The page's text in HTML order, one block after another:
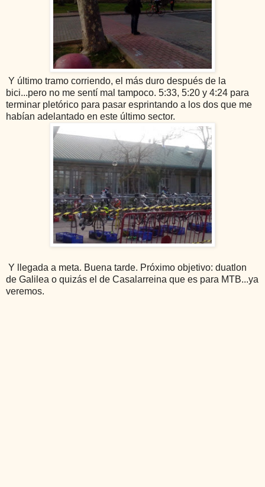
Y último tramo corriendo, el más duro después de la
bici...pero no me sentí mal tampoco. 5:33, 5:20 y 4:24 para
terminar pletórico para pasar esprintando a los dos que me
habían adelantado en este último sector.
Y llegada a meta. Buena tarde. Próximo objetivo: duatlon
de Galilea o quizás el de Casalarreina que es para MTB...ya
veremos.